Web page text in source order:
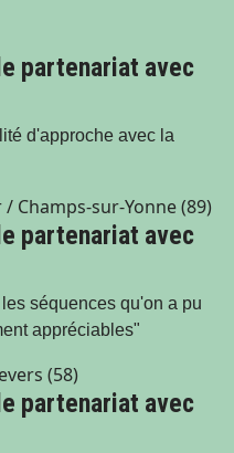
partenariat avec
d'approche avec la
Champs-sur-Yonne (89)
partenariat avec
séquences qu'on a pu
appréciables"
(58)
partenariat avec